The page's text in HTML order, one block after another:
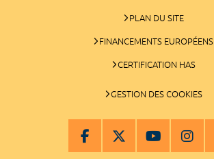
PLAN DU SITE
FINANCEMENTS EUROPÉENS
CERTIFICATION HAS
GESTION DES COOKIES